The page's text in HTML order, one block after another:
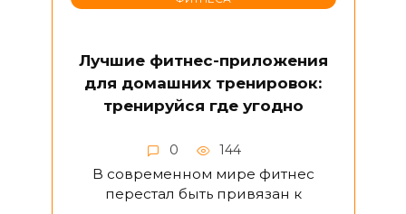
Лучшие фитнес-приложения
для домашних тренировок:
тренируйся где угодно
0 144
В современном мире фитнес
перестал быть привязан к